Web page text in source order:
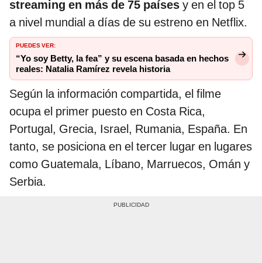
streaming en más de 75 países y en el top 5
a nivel mundial a días de su estreno en Netflix.
PUEDES VER:
“Yo soy Betty, la fea” y su escena basada en hechos
reales: Natalia Ramírez revela historia
Según la información compartida, el filme
ocupa el primer puesto en Costa Rica,
Portugal, Grecia, Israel, Rumania, España. En
tanto, se posiciona en el tercer lugar en lugares
como Guatemala, Líbano, Marruecos, Omán y
Serbia.